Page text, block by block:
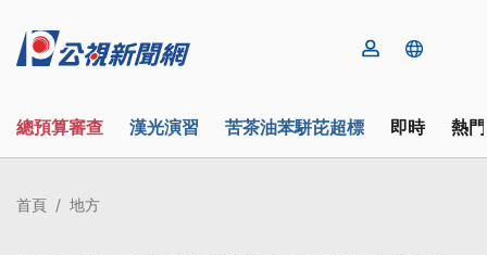
總預算審查 漢光演習 苦茶油苯駢芘超標 即時 熱
首頁 地方